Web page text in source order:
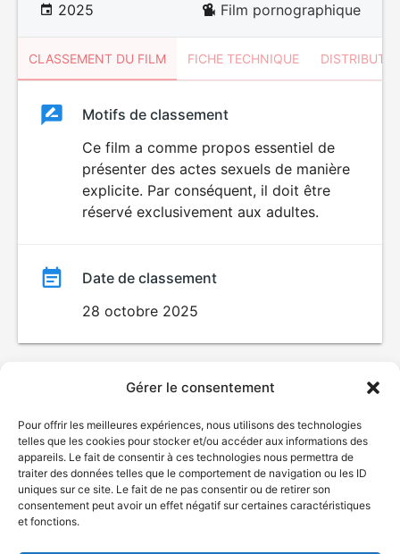
Gérer le consentement
Pour offrir les meilleures expériences, nous utilisons des technologies
telles que les cookies pour stocker et/ou accéder aux informations des
appareils. Le fait de consentir à ces technologies nous permettra de
traiter des données telles que le comportement de navigation ou les ID
uniques sur ce site. Le fait de ne pas consentir ou de retirer son
consentement peut avoir un effet négatif sur certaines caractéristiques
et fonctions.
2025 Film pornographique
CLASSEMENT DU FILM FICHE TECHNIQUE
ClassementClassement
SEXUALITÉ
EXPLICITE
Motifs de classement
Ce film a comme propos essentiel de
présenter des actes sexuels de manière
explicite. Par conséquent, il doit être
réservé exclusivement aux adultes.
Date de classement
28 octobre 2025